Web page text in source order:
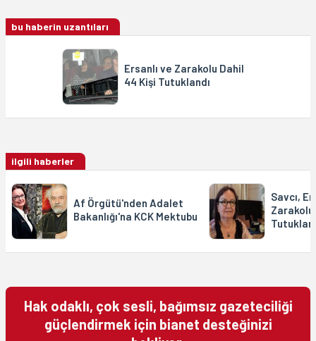
bu haberin uzantıları
Ersanlı ve Zarakolu Dahil
44 Kişi Tutuklandı
ilgili haberler
Af Örgütü'nden Adalet
Bakanlığı'na KCK Mektubu
Savcı,
Hak odaklı, çok sesli, bağımsız gazeteciliği
güçlendirmek için bianet desteğinizi